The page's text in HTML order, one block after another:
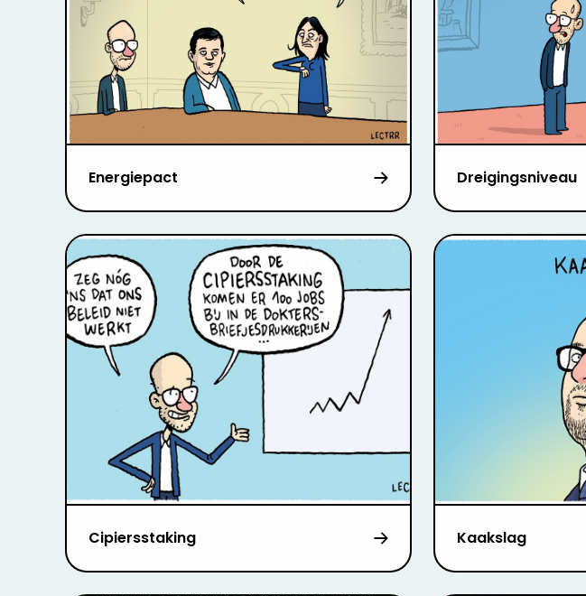
Energiepact Dreigingsniveau
Cipiersstaking Kaakslag